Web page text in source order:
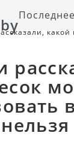
Последнее
какой